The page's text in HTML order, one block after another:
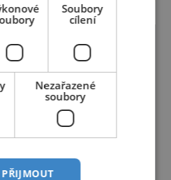
Soubory
cílení
Nezařazené
soubory
PŘIJMOUT